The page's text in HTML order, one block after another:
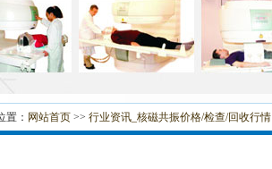
置： 网站首页 >> 行业资讯_核磁共振价格/检查/回收行情